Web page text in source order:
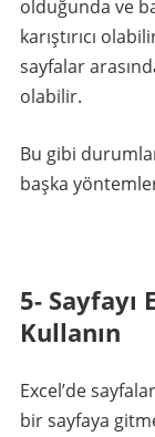
olduğunda ve
karıştırıcı
sayfalar
olabilir.
Bu gibi
başka
5- Sayfayı
Kullanın
Excel’de
bir sayfaya